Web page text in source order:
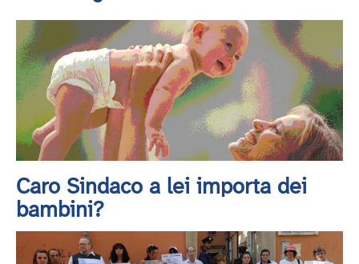
Caro Sindaco a lei importa dei
bambini?